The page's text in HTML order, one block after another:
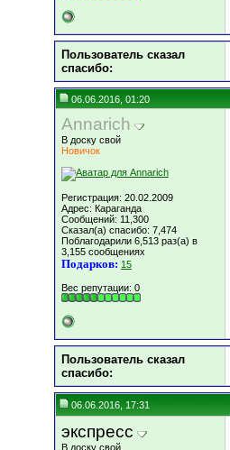
Пользователь сказал
cпасибо:
06.06.2016, 01:20
Annarich
В доску свой
Новичок
Регистрация: 20.02.2009
Адрес: Караганда
Сообщений: 11,300
Сказал(а) спасибо: 7,474
Поблагодарили 6,513 раз(а) в
3,155 сообщениях
Подарков: 15
Вес репутации: 0
Пользователь сказал
cпасибо:
06.06.2016, 17:31
экспресс
В доску свой